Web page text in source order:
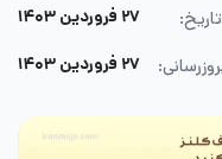
تاریخ: ۲۷ فروردین ۱۴۰۳
۲۷ فروردین ۱۴۰۳